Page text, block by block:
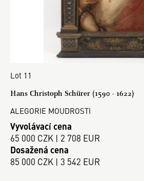
Lot 11
Hans Christoph Schürer (1590 - 1622)
ALEGORIE MOUDROSTI
Vyvolávací cena
65 000 CZK | 2 708 EUR
Dosažená cena
85 000 CZK | 3 542 EUR